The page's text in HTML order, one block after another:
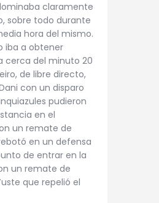
claramente
sobre todo durante
hora del mismo.
iba a obtener
cerca del minuto 20
de libre directo,
con un disparo
pudieron
en el
un remate de
en un defensa
de entrar en la
un remate de
que repelió el